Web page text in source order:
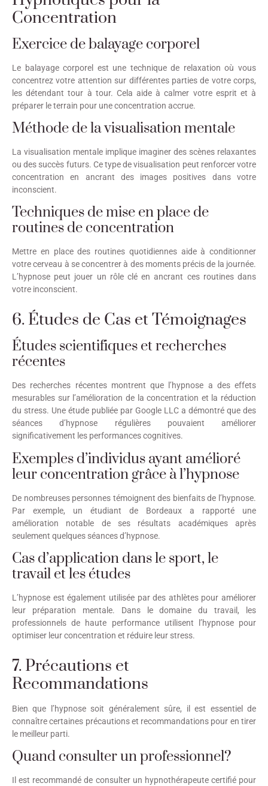
Concentration
Exercice de balayage corporel
Le balayage corporel est une technique de relaxation où vous
concentrez votre attention sur différentes parties de votre corps,
les détendant tour à tour. Cela aide à calmer votre esprit et à
préparer le terrain pour une concentration accrue.
Méthode de la visualisation mentale
La visualisation mentale implique imaginer des scènes relaxantes
ou des succès futurs. Ce type de visualisation peut renforcer votre
concentration en ancrant des images positives dans votre
inconscient.
Techniques de mise en place de
routines de concentration
Mettre en place des routines quotidiennes aide à conditionner
votre cerveau à se concentrer à des moments précis de la journée.
L’hypnose peut jouer un rôle clé en ancrant ces routines dans
votre inconscient.
6. Études de Cas et Témoignages
Études scientifiques et recherches
récentes
Des recherches récentes montrent que l’hypnose a des effets
mesurables sur l’amélioration de la concentration et la réduction
du stress. Une étude publiée par Google LLC a démontré que des
séances d’hypnose régulières pouvaient améliorer
significativement les performances cognitives.
Exemples d’individus ayant amélioré
leur concentration grâce à l’hypnose
De nombreuses personnes témoignent des bienfaits de l’hypnose.
Par exemple, un étudiant de Bordeaux a rapporté une
amélioration notable de ses résultats académiques après
seulement quelques séances d’hypnose.
Cas d’application dans le sport, le
travail et les études
L’hypnose est également utilisée par des athlètes pour améliorer
leur préparation mentale. Dans le domaine du travail, les
professionnels de haute performance utilisent l’hypnose pour
optimiser leur concentration et réduire leur stress.
7. Précautions et
Recommandations
Bien que l’hypnose soit généralement sûre, il est essentiel de
connaître certaines précautions et recommandations pour en tirer
le meilleur parti.
Quand consulter un professionnel?
Il est recommandé de consulter un hypnothérapeute certifié pour